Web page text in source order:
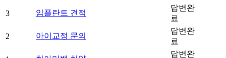
3 임플란트 견적
답변완
료
2 아이교정 문의
답변완
료
답변완